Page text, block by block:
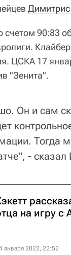
Димитрис
90:83
ЦСКА 17
"Зенита".
Он и сам
Тогда
- сказал
на игру
января 2022, 22:52